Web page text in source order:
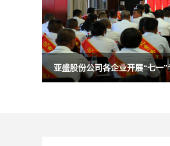
亚盛股份公司各企业开展“七一